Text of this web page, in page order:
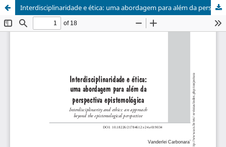
Interdisciplinaridade e ética: uma abordagem para além da perspectiva epistemológica // DOI: 10.18226/21784612.v24.e019034